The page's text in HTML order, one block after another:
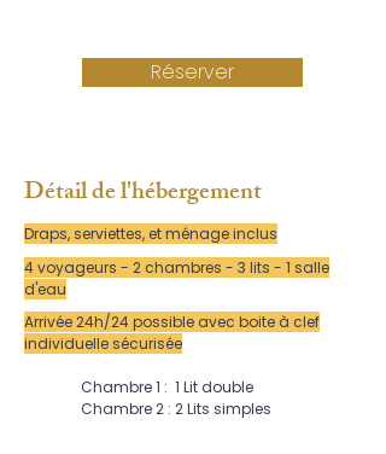
Réserver
Détail de l'hébergement
Draps, serviettes, et ménage inclus
4 voyageurs - 2 chambres - 3 lits - 1 salle
d'eau
Arrivée 24h/24 possible avec boite à clef
individuelle sécurisée
Chambre 1 : 1 Lit double
Chambre 2 : 2 Lits simples